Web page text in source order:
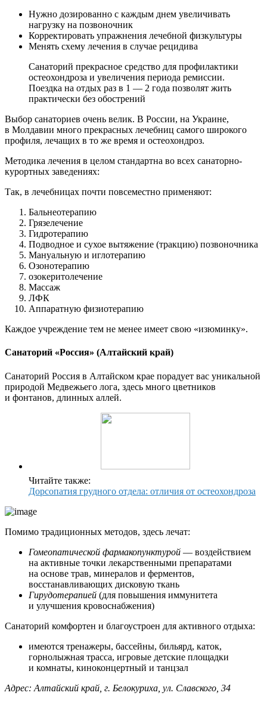
Нужно дозированно с каждым днем увеличивать
нагрузку на позвоночник
Корректировать упражнения лечебной физкультуры
Менять схему лечения в случае рецидива
Санаторий прекрасное средство для профилактики
остеохондроза и увеличения периода ремиссии.
Поездка на отдых раз в 1 — 2 года позволят жить
практически без обострений
Выбор санаториев очень велик. В России, на Украине,
в Молдавии много прекрасных лечебниц самого широкого
профиля, лечащих в то же время и остеохондроз.
Методика лечения в целом стандартна во всех санаторно-
курортных заведениях:
Так, в лечебницах почти повсеместно применяют:
Бальнеотерапию
Грязелечение
Гидротерапию
Подводное и сухое вытяжение (тракцию) позвоночника
Мануальную и иглотерапию
Озонотерапию
озокеритолечение
Массаж
ЛФК
Аппаратную физиотерапию
Каждое учреждение тем не менее имеет свою «изюминку».
Санаторий «Россия» (Алтайский край)
Санаторий Россия в Алтайском крае порадует вас уникальной
природой Медвежьего лога, здесь много цветников
и фонтанов, длинных аллей.
Читайте также:
Дорсопатия грудного отдела: отличия от остеохондроза
Помимо традиционных методов, здесь лечат:
Гомеопатической фармакопунктурой — воздействием
на активные точки лекарственными препаратами
на основе трав, минералов и ферментов,
восстанавливающих дисковую ткань
Гирудотерапией (для повышения иммунитета
и улучшения кровоснабжения)
Санаторий комфортен и благоустроен для активного отдыха:
имеются тренажеры, бассейны, бильярд, каток,
горнолыжная трасса, игровые детские площадки
и комнаты, киноконцертный и танцзал
Адрес: Алтайский край, г. Белокуриха, ул. Славского, 34